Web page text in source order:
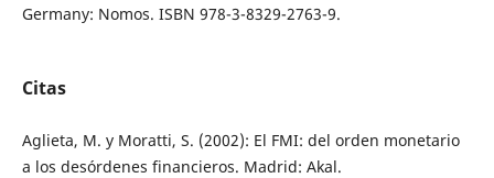
Germany: Nomos. ISBN 978-3-8329-2763-9.
Citas
Aglieta, M. y Moratti, S. (2002): El FMI: del orden monetario
a los desórdenes financieros. Madrid: Akal.